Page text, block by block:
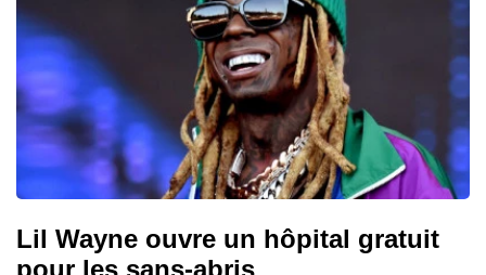
Lil Wayne ouvre un hôpital gratuit